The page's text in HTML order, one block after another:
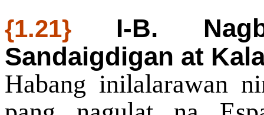
{1.21}
I-B.
Sandaigdigan at
Habang inilalarawan